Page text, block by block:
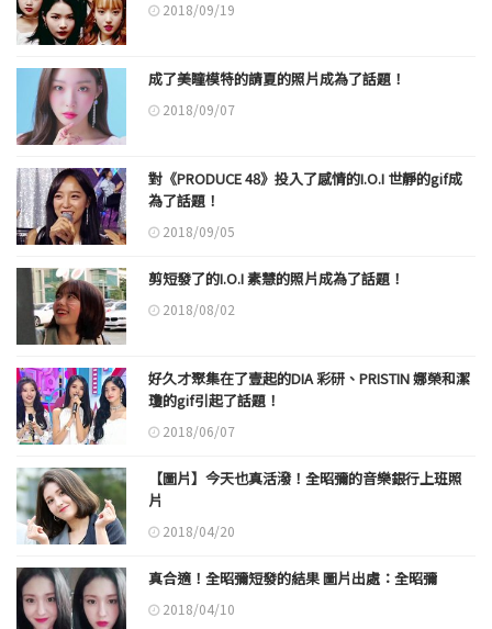
2018/09/19
成了美瞳模特的請夏的照片成為了話題！
2018/09/07
對《PRODUCE 48》投入了感情的I.O.I 世靜的gif成
為了話題！
2018/09/05
剪短發了的I.O.I 素慧的照片成為了話題！
2018/08/02
好久才聚集在了壹起的DIA 彩研、PRISTIN 娜榮和潔
瓊的gif引起了話題！
2018/06/07
【圖片】今天也真活潑！全昭彌的音樂銀行上班照
片
2018/04/20
真合適！全昭彌短發的結果 圖片出處：全昭彌
2018/04/10